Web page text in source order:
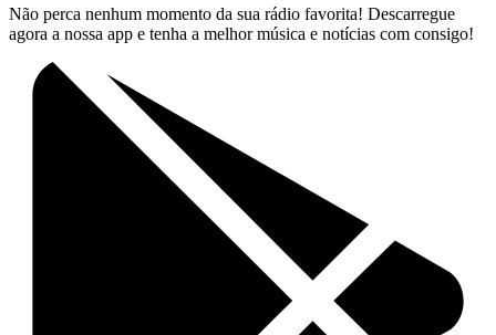
Não perca nenhum momento da sua rádio favorita! Descarregue
agora a nossa app e tenha a melhor música e notícias com consigo!